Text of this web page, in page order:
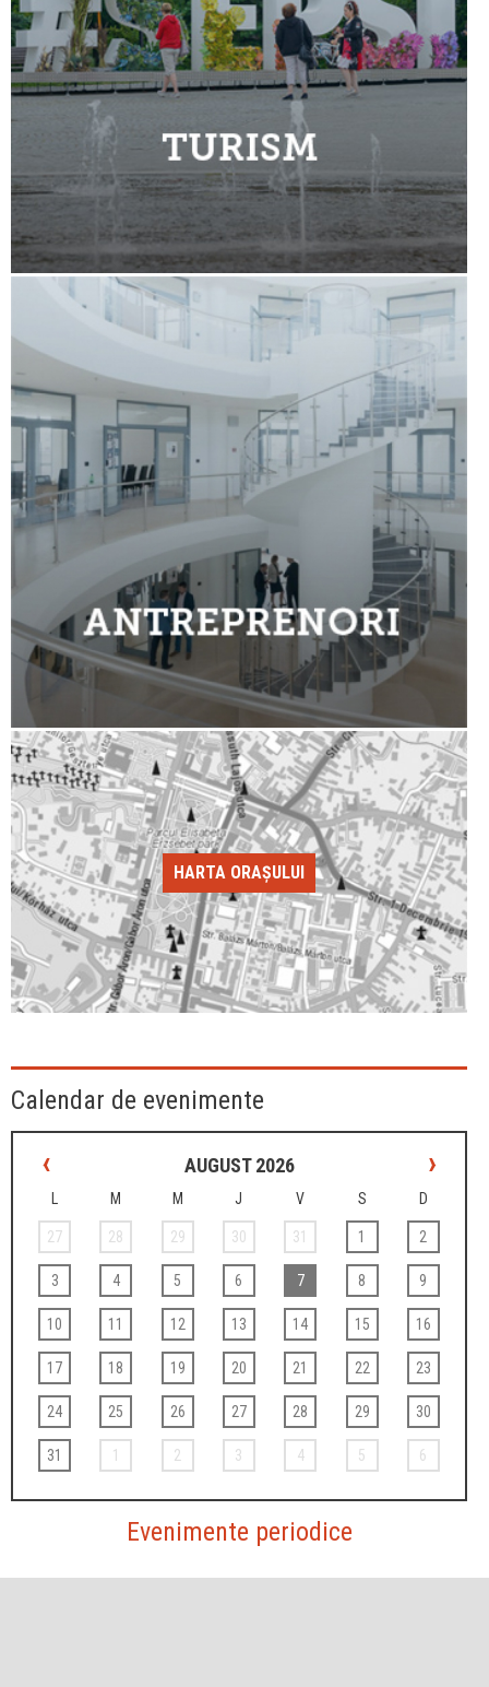
HARTA ORAȘULUI
Calendar de evenimente
‹ AUGUST 2026 ›
M M J V S D
27 28 29 30 31 1 2
3 4 5 6 7 8 9
10 11 12 13 14 15 16
17 18 19 20 21 22 23
24 25 26 27 28 29 30
31 1 2 3 4 5 6
Evenimente periodice